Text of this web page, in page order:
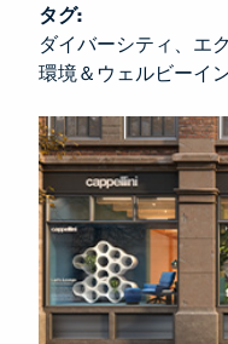
タグ:
ダイバーシティ、エ
環境＆ウェルビーイ